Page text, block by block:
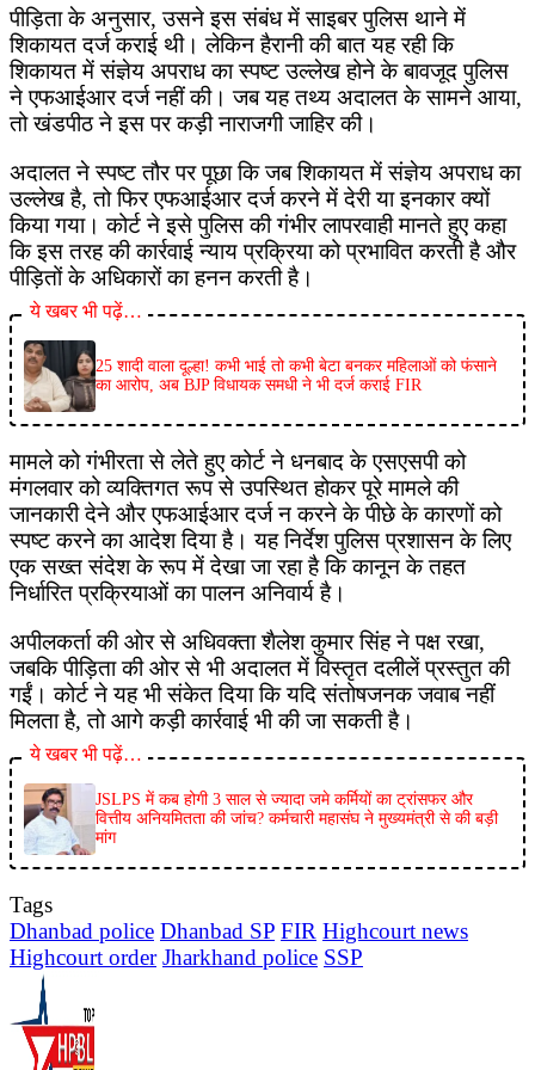
पीड़िता के अनुसार, उसने इस संबंध में साइबर पुलिस थाने में
शिकायत दर्ज कराई थी। लेकिन हैरानी की बात यह रही कि
शिकायत में संज्ञेय अपराध का स्पष्ट उल्लेख होने के बावजूद पुलिस
ने एफआईआर दर्ज नहीं की। जब यह तथ्य अदालत के सामने आया,
तो खंडपीठ ने इस पर कड़ी नाराजगी जाहिर की।
अदालत ने स्पष्ट तौर पर पूछा कि जब शिकायत में संज्ञेय अपराध का
उल्लेख है, तो फिर एफआईआर दर्ज करने में देरी या इनकार क्यों
किया गया। कोर्ट ने इसे पुलिस की गंभीर लापरवाही मानते हुए कहा
कि इस तरह की कार्रवाई न्याय प्रक्रिया को प्रभावित करती है और
पीड़ितों के अधिकारों का हनन करती है।
ये खबर भी पढ़ें…
25 शादी वाला दूल्हा! कभी भाई तो कभी बेटा बनकर महिलाओं को फंसाने
का आरोप, अब BJP विधायक समधी ने भी दर्ज कराई FIR
मामले को गंभीरता से लेते हुए कोर्ट ने धनबाद के एसएसपी को
मंगलवार को व्यक्तिगत रूप से उपस्थित होकर पूरे मामले की
जानकारी देने और एफआईआर दर्ज न करने के पीछे के कारणों को
स्पष्ट करने का आदेश दिया है। यह निर्देश पुलिस प्रशासन के लिए
एक सख्त संदेश के रूप में देखा जा रहा है कि कानून के तहत
निर्धारित प्रक्रियाओं का पालन अनिवार्य है।
अपीलकर्ता की ओर से अधिवक्ता शैलेश कुमार सिंह ने पक्ष रखा,
जबकि पीड़िता की ओर से भी अदालत में विस्तृत दलीलें प्रस्तुत की
गईं। कोर्ट ने यह भी संकेत दिया कि यदि संतोषजनक जवाब नहीं
मिलता है, तो आगे कड़ी कार्रवाई भी की जा सकती है।
ये खबर भी पढ़ें…
JSLPS में कब होगी 3 साल से ज्यादा जमे कर्मियों का ट्रांसफर और
वित्तीय अनियमितता की जांच? कर्मचारी महासंघ ने मुख्यमंत्री से की बड़ी
मांग
Tags
Dhanbad police Dhanbad SP FIR Highcourt news
Highcourt order Jharkhand police SSP